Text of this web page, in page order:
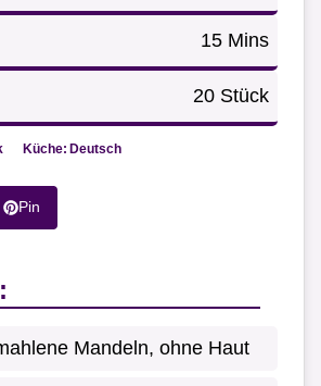
15 Mins
20 Stück
Küche: Deutsch
Pin
Mandeln, ohne Haut